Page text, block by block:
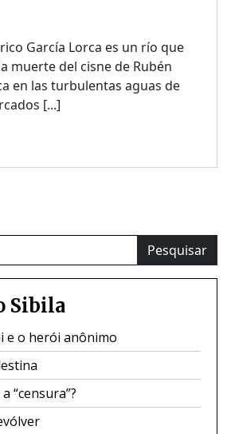
García Lorca es un río que
muerte del cisne de Rubén
en las turbulentas aguas de
[...]
Pesquisar
Sibila
e o herói anônimo
“censura”?